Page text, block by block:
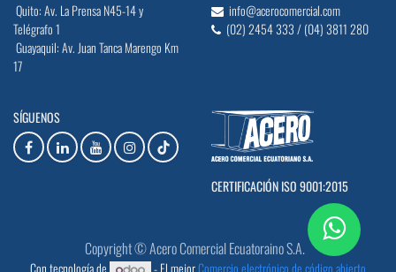
Quito: Av. La Prensa N45-14 y
Telégrafo 1
Guayaquil: Av. Juan Tanca Marengo Km
17
info@acerocomercial.com
(02) 2454 333 / (04) 3811 280
SÍGUENOS
CERTIFICACIÓN ISO 9001:2015
Copyright © Acero Comercial Ecuatoraino S.A.